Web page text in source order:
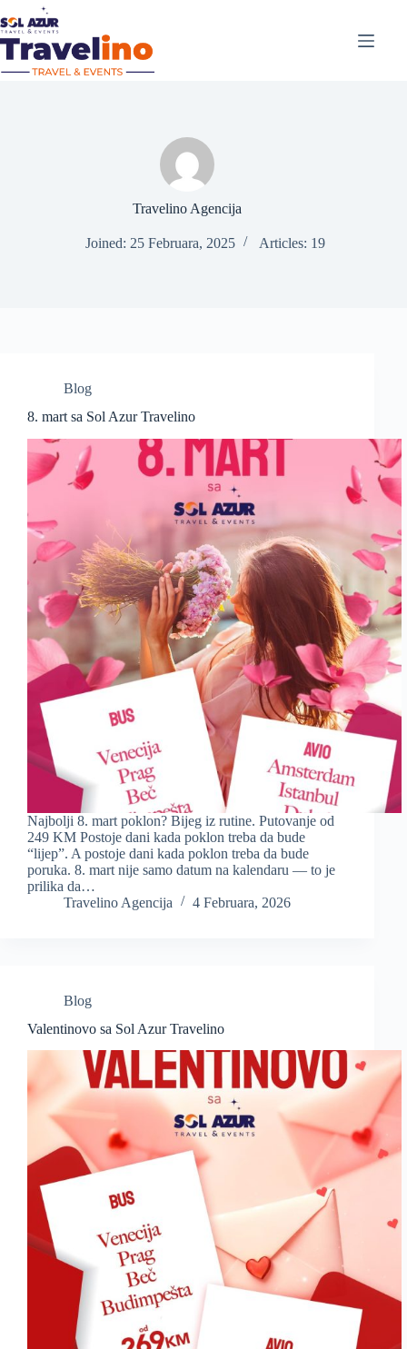
Travelino Agencija
Joined: 25 Februara, 2025 Articles: 19
Blog
8. mart sa Sol Azur Travelino
Najbolji 8. mart poklon? Bijeg iz rutine. Putovanje od
249 KM Postoje dani kada poklon treba da bude
“lijep”. A postoje dani kada poklon treba da bude
poruka. 8. mart nije samo datum na kalendaru — to je
prilika da…
Travelino Agencija
4 Februara, 2026
Blog
Valentinovo sa Sol Azur Travelino